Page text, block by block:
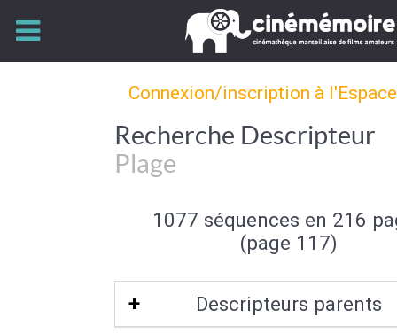
Connexion/inscription à
Recherche Descripteur
Plage
1077 séquences en 216
(page 117)
Descripteurs parents